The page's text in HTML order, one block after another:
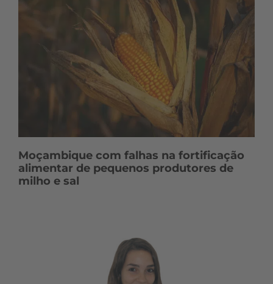
Moçambique com falhas na fortificação
alimentar de pequenos produtores de
milho e sal